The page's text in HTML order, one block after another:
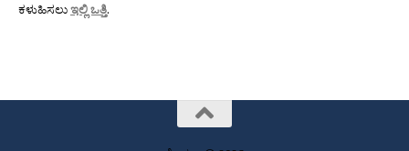
ಕಳುಹಿಸಲುಇಲ್ಲಿ ಒತ್ತಿ.